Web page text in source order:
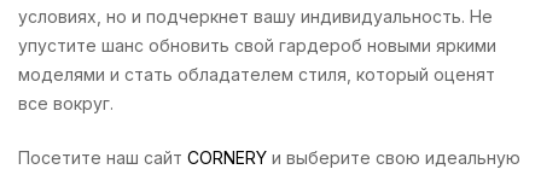
условиях, но и подчеркнет вашу индивидуальность. Не
упустите шанс обновить свой гардероб новыми яркими
моделями и стать обладателем стиля, который оценят
все вокруг.
Посетите наш сайт CORNERY и выберите свою идеальную